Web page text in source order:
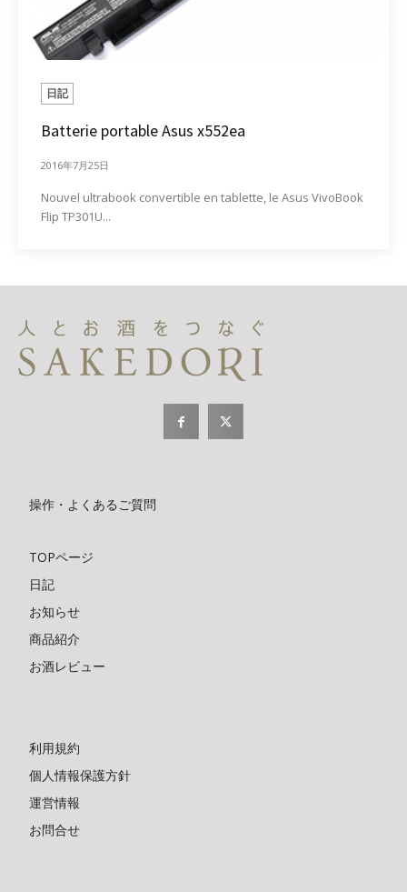
日記
Batterie portable Asus x552ea
2016年7月25日
Nouvel ultrabook convertible en tablette, le Asus VivoBook
Flip TP301U...
操作・よくあるご質問
TOPページ
日記
お知らせ
商品紹介
お酒レビュー
利用規約
個人情報保護方針
運営情報
お問合せ